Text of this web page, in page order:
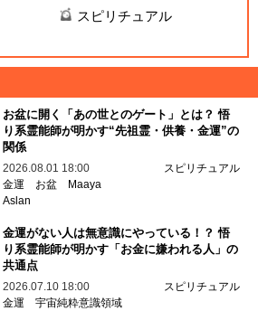
スピリチュアル
お盆に開く「あの世とのゲート」とは？ 悟
り系霊能師が明かす“先祖霊・供養・金運”の
関係
2026.08.01 18:00
スピリチュアル
金運
お盆
Maaya
Aslan
金運がない人は無意識にやっている！？ 悟
り系霊能師が明かす「お金に嫌われる人」の
共通点
2026.07.10 18:00
スピリチュアル
金運 宇宙純粋意識領域